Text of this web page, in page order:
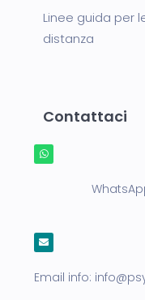
Linee guida per
distanza
Contattaci
Email info: